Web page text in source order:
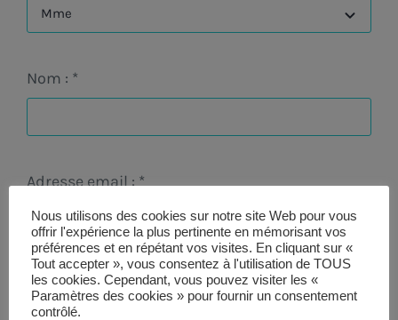
Nom : *
Adresse email :*
Numéro de téléphone :*
Nous utilisons des cookies sur notre site Web pour vous
offrir l'expérience la plus pertinente en mémorisant vos
préférences et en répétant vos visites. En cliquant sur «
Tout accepter », vous consentez à l'utilisation de TOUS
les cookies. Cependant, vous pouvez visiter les «
Paramètres des cookies » pour fournir un consentement
contrôlé.